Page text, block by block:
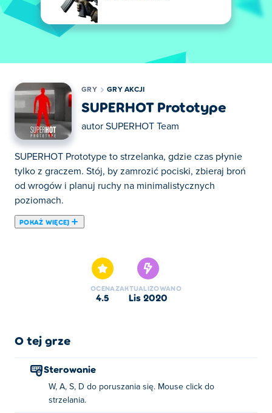
GRY GRY AKCJI
SUPERHOT Prototype
autor SUPERHOT Team
SUPERHOT Prototype to strzelanka, gdzie czas płynie
tylko z graczem. Stój, by zamrozić pociski, zbieraj broń
od wrogów i planuj ruchy na minimalistycznych
poziomach.
POKAŻ WIĘCEJ
kategorii: Gry Akcji.
OCENA
4.5
ZAKTUALIZOWANO
lis 2020
O tej grze
Sterowanie
W, A, S, D do poruszania się. Mouse click do
strzelania.